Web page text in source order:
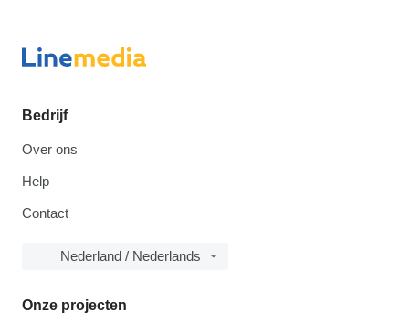
Bedrijf
Over ons
Help
Contact
Nederland / Nederlands
Onze projecten